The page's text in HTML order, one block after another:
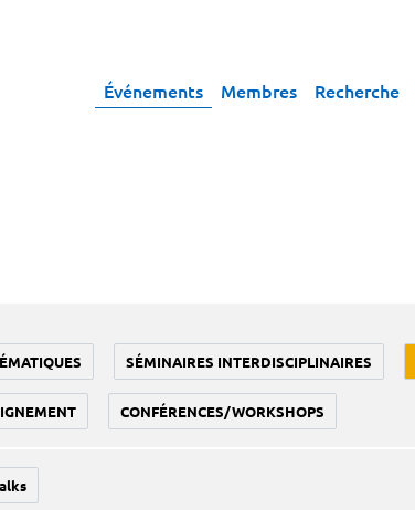
Événements Membres Recherche
SÉMINAIRES INTERDISCIPLINAIRES
CONFÉRENCES/WORKSHOPS